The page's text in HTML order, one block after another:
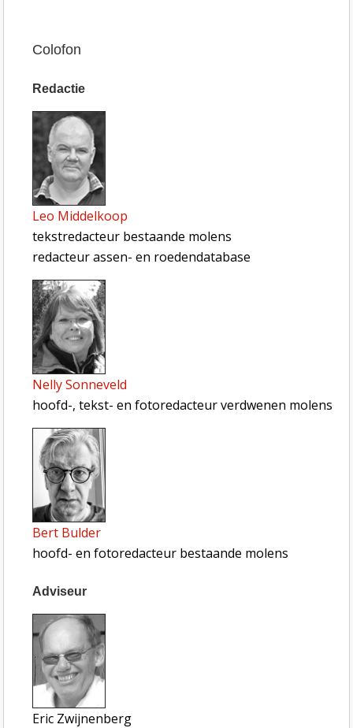
Colofon
Redactie
Leo Middelkoop
tekstredacteur bestaande molens
redacteur assen- en roedendatabase
Nelly Sonneveld
hoofd-, tekst- en fotoredacteur verdwenen molens
Bert Bulder
hoofd- en fotoredacteur bestaande molens
Adviseur
Eric Zwijnenberg